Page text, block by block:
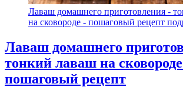
Лаваш домашнего приготовления -
на сковороде - пошаговый рецепт
Лаваш домашнего
тонкий лаваш на
пошаговый рецепт